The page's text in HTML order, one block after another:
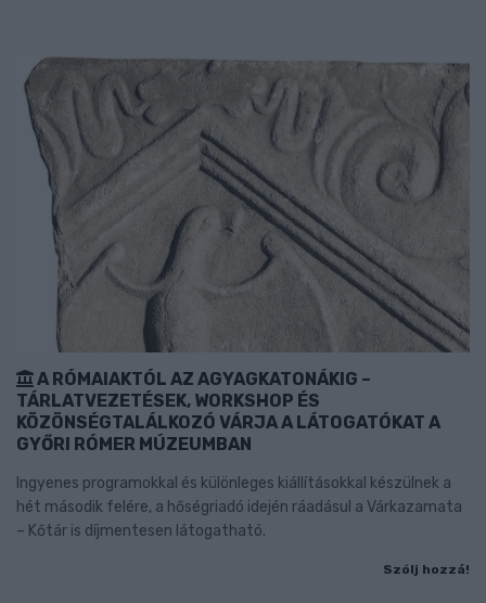
A RÓMAIAKTÓL AZ AGYAGKATONÁKIG –
TÁRLATVEZETÉSEK, WORKSHOP ÉS
KÖZÖNSÉGTALÁLKOZÓ VÁRJA A LÁTOGATÓKAT A
GYŐRI RÓMER MÚZEUMBAN
Ingyenes programokkal és különleges kiállításokkal készülnek a
hét második felére, a hőségriadó idején ráadásul a Várkazamata
– Kőtár is díjmentesen látogatható.
Szólj hozzá!